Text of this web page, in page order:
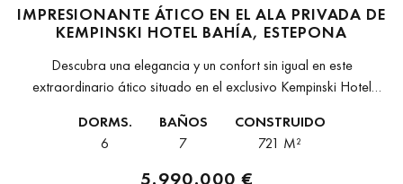
IMPRESIONANTE ÁTICO EN EL ALA PRIVADA DE
KEMPINSKI HOTEL BAHÍA, ESTEPONA
Descubra una elegancia y un confort sin igual en este
extraordinario ático situado en el exclusivo Kempinski Hotel
en primera línea de...
DORMS.
6
BAÑOS
7
CONSTRUIDO
721 M²
5.990.000 €